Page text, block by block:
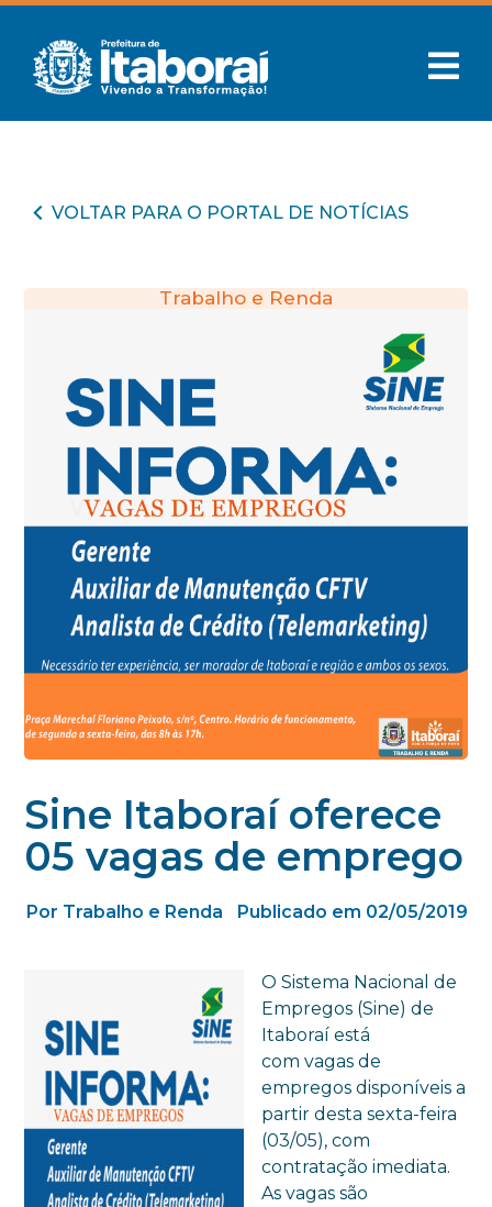
VOLTAR PARA O PORTAL DE NOTÍCIAS
Trabalho e Renda
Sine Itaboraí oferece
05 vagas de emprego
Por Trabalho e Renda Publicado em 02/05/2019
O Sistema Nacional de
Empregos (Sine) de
Itaboraí está
com vagas de
empregos disponíveis a
partir desta sexta-feira
(03/05), com
contratação imediata.
As vagas são